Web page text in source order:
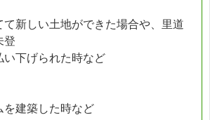
て新しい土地ができた場合や、里道
登
い下げられた時など
を建築した時など